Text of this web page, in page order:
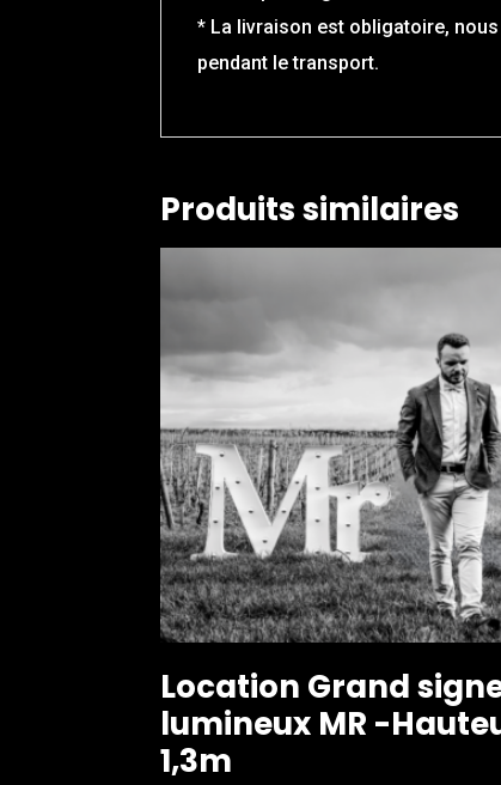
* La livraison est obligatoire,
pendant le transport.
Produits similaires
Location Grand
lumineux MR -
1,3m